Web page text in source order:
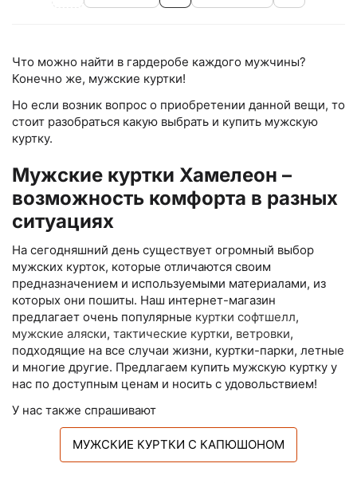
Что можно найти в гардеробе каждого мужчины?
Конечно же, мужские куртки!
Но если возник вопрос о приобретении данной вещи, то
стоит разобраться какую выбрать и купить мужскую
куртку.
Мужские куртки Хамелеон –
возможность комфорта в разных
ситуациях
На сегодняшний день существует огромный выбор
мужских курток, которые отличаются своим
предназначением и используемыми материалами, из
которых они пошиты. Наш интернет-магазин
предлагает очень популярные куртки софтшелл,
мужские аляски, тактические куртки, ветровки,
подходящие на все случаи жизни, куртки-парки, летные
и многие другие. Предлагаем купить мужскую куртку у
нас по доступным ценам и носить с удовольствием!
У нас также спрашивают
МУЖСКИЕ КУРТКИ С КАПЮШОНОМ